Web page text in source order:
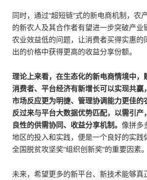
同时，通过“超短链”式的新电商机制，农
的新农人及其合作者有望进一步突破产业
农业效益低的问题，让消费者买得实惠的
出的价格中获得更高的收益分享份额。
理论上来看，在生态化的新电商情境中，
消费者、平台经济有新增长可以实现共赢
市场反应更为明捷、管理协调能力更佳的
反过来与平台大数据优势匹配，以需引产
良性的供需协同、收益分享机制。 像拼多
地区的投入和实践，便是一个良好的实践
全国脱贫攻坚奖“组织创新奖”的重要因素。
未来，希望更多的新平台、新技术能够真